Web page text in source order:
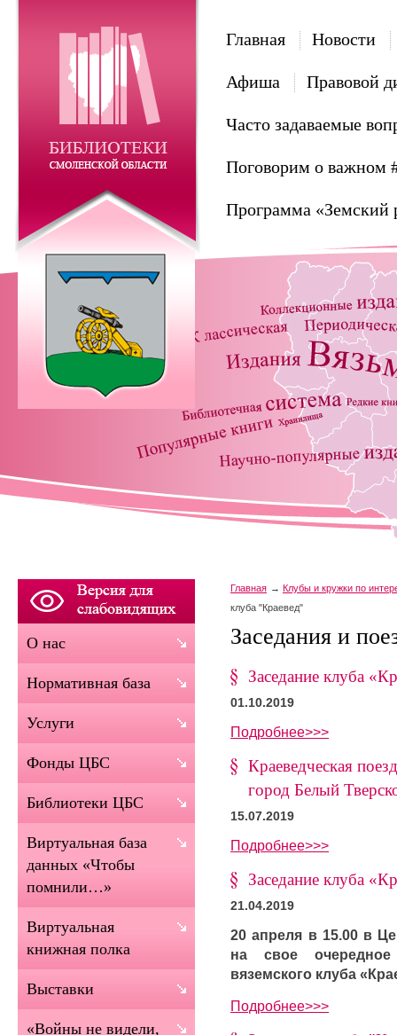
Главная Новости
Афиша Правовой
Часто задаваемые
Поговорим о важном
Программа «Земский
Главная
Клубы и кружки по
клуба "Краевед"
Заседания и
Заседание клуба
01.10.2019
Подробнее>>>
Краеведческая
город Белый
15.07.2019
Подробнее>>>
Заседание клуба
21.04.2019
20 апреля в 15.00 в
на свое
вяземского клуба
Подробнее>>>
О нас
Нормативная база
Услуги
Фонды ЦБС
Библиотеки ЦБС
Виртуальная база
данных «Чтобы
помнили…»
Виртуальная
книжная полка
Выставки
«Войны не видели,